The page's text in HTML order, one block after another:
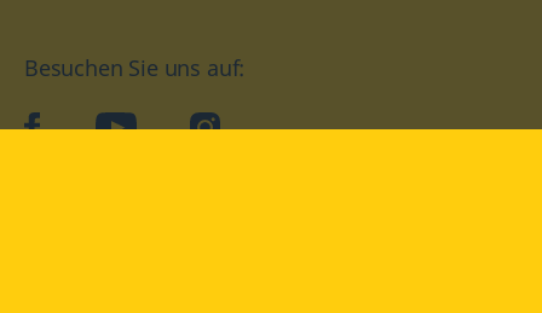
Besuchen Sie uns auf:
facebookYouTube Instagram